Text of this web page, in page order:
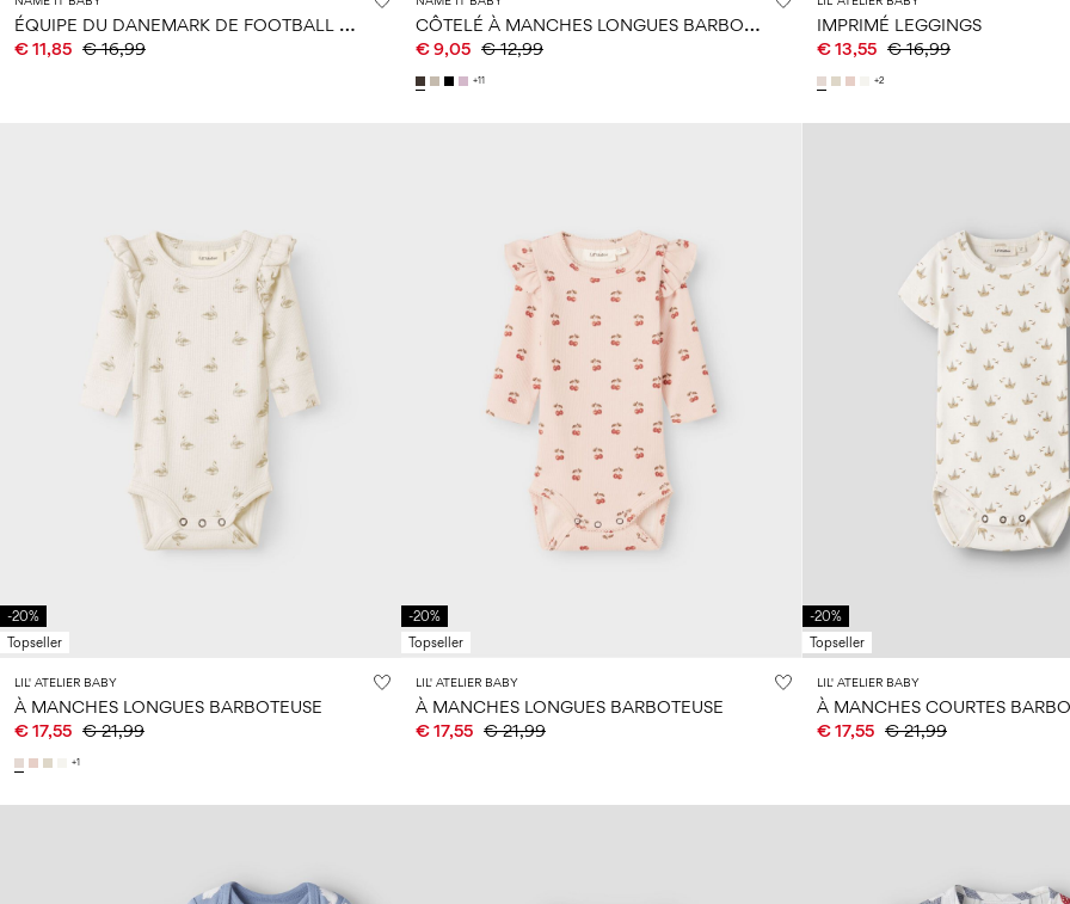
É
QUIPE DU DANEMARK DE FOOTBALL COMBINAISON
€ 11,85 € 16,99
C
ÔTELÉ À MANCHES LONGUES BARBOTEUSE
€ 9,05 € 12,99
+11
IMPRIMÉ LEGGINGS
€ 13,55 € 16,99
+2
-20%
Topseller
LIL' ATELIER BABY
À MANCHES LONGUES BARBOTEUSE
€ 17,55 € 21,99
+1
-20%
Topseller
LIL' ATELIER BABY
À MANCHES LONGUES BARBOTEUSE
€ 17,55 € 21,99
-20%
Topseller
LIL' ATELIER BABY
À MANCHES COURTES
€ 17,55 € 21,99